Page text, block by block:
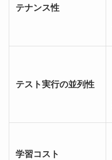
テナンス性
テスト実行の並列性
学習コスト